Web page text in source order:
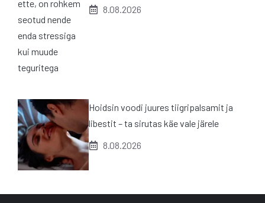
8.08.2026
Hoidsin voodi juures tiigripalsamit ja
libestit – ta sirutas käe vale järele
8.08.2026